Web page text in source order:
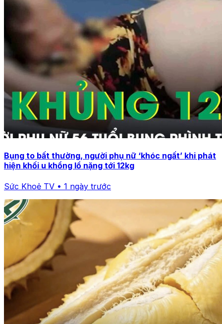
Bụng to bất thường, người phụ nữ ‘khóc ngất’ khi phát
hiện khối u khổng lồ nặng tới 12kg
Sức Khoẻ TV • 1 ngày trước